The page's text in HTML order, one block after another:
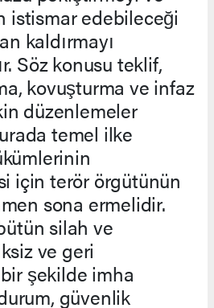
istismar edebileceği
kaldırmayı
Söz konusu teklif,
kovuşturma ve infaz
düzenlemeler
temel ilke
için terör örgütünün
sona ermelidir.
silah ve
ve geri
şekilde imha
güvenlik